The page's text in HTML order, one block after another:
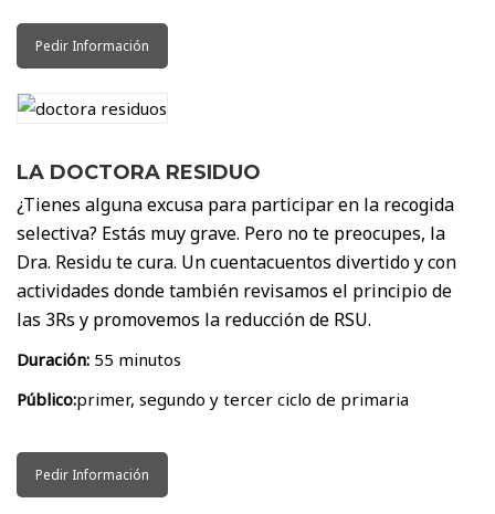
Pedir Información
LA DOCTORA RESIDUO
¿Tienes alguna excusa para participar en la recogida
selectiva? Estás muy grave. Pero no te preocupes, la
Dra. Residu te cura. Un cuentacuentos divertido y con
actividades donde también revisamos el principio de
las 3Rs y promovemos la reducción de RSU.
Duración: 55 minutos
Público:primer, segundo y tercer ciclo de primaria
Pedir Información